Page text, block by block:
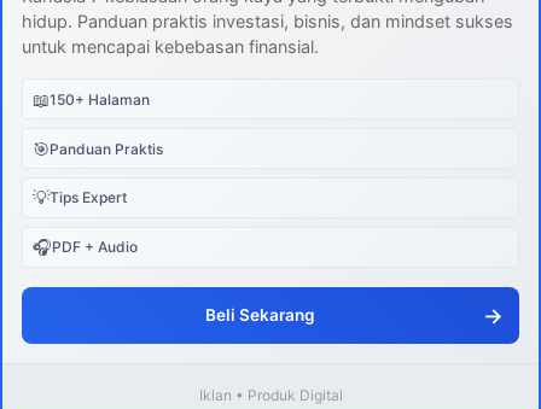
hidup. Panduan praktis investasi, bisnis, dan mindset sukses
untuk mencapai kebebasan finansial.
📖150+ Halaman
🎯Panduan Praktis
💡Tips Expert
🎧PDF + Audio
Beli Sekarang →
Iklan • Produk Digital